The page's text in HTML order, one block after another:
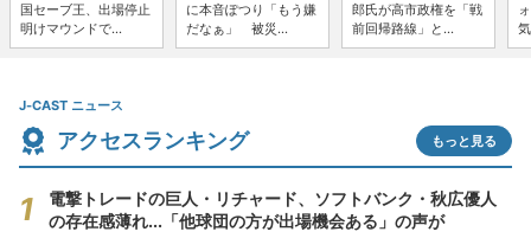
国セーブ王、出場停止
明けマウンドで...
に本音ぽつり「もう嫌
だなぁ」 被災...
郎氏が高市政権を「戦
前回帰路線」と...
J-CAST ニュース
アクセスランキング もっと見る
電撃トレードの巨人・リチャード、ソフトバンク・秋広優人
の存在感薄れ...「他球団の方が出場機会ある」の声が